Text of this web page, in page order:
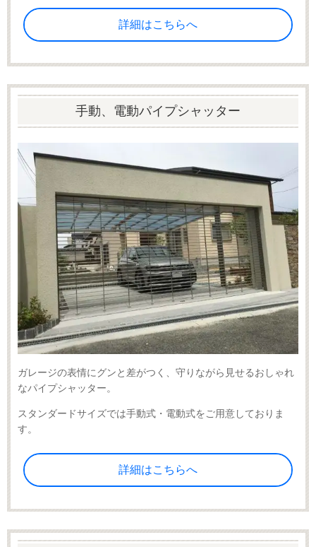
詳細はこちらへ
手動、電動パイプシャッター
ガレージの表情にグンと差がつく、守りながら見せるおしゃれ
なパイプシャッター。
スタンダードサイズでは手動式・電動式をご用意しておりま
す。
詳細はこちらへ